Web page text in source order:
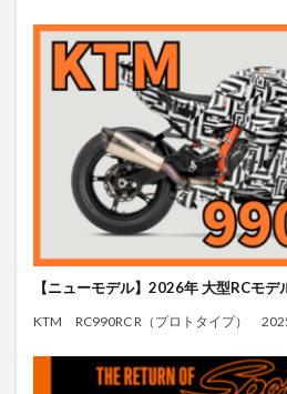
【ニューモデル】2026年 大型RCモデ
KTM RC990RC R（プロトタイプ）